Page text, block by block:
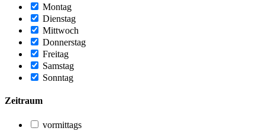
Montag
Dienstag
Mittwoch
Donnerstag
Freitag
Samstag
Sonntag
Zeitraum
vormittags